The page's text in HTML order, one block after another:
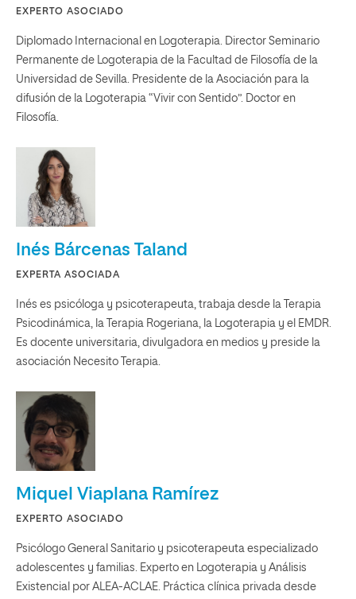
EXPERTO ASOCIADO
Diplomado Internacional en Logoterapia. Director Seminario
Permanente de Logoterapia de la Facultad de Filosofía de la
Universidad de Sevilla. Presidente de la Asociación para la
difusión de la Logoterapia “Vivir con Sentido”. Doctor en
Filosofía.
Inés Bárcenas Taland
EXPERTA ASOCIADA
Inés es psicóloga y psicoterapeuta, trabaja desde la Terapia
Psicodinámica, la Terapia Rogeriana, la Logoterapia y el EMDR.
Es docente universitaria, divulgadora en medios y preside la
asociación Necesito Terapia.
Miquel Viaplana Ramírez
EXPERTO ASOCIADO
Psicólogo General Sanitario y psicoterapeuta especializado
adolescentes y familias. Experto en Logoterapia y Análisis
Existencial por ALEA-ACLAE. Práctica clínica privada desde